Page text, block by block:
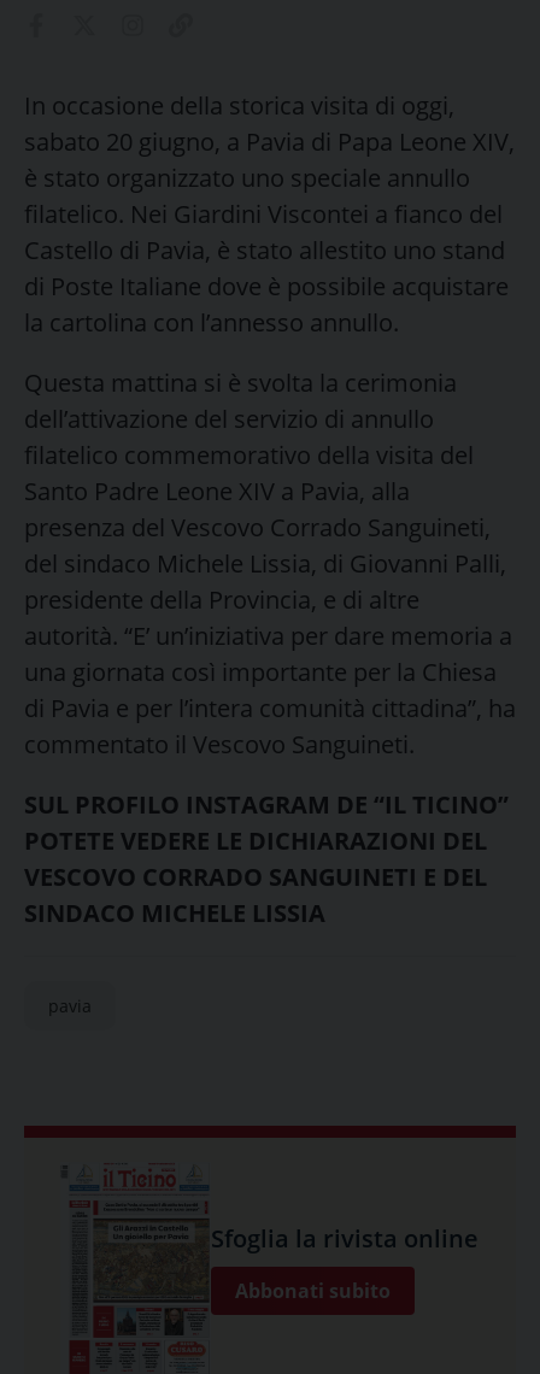
In occasione della storica visita di oggi,
sabato 20 giugno, a Pavia di Papa Leone XIV,
è stato organizzato uno speciale annullo
filatelico. Nei Giardini Viscontei a fianco del
Castello di Pavia, è stato allestito uno stand
di Poste Italiane dove è possibile acquistare
la cartolina con l’annesso annullo.
Questa mattina si è svolta la cerimonia
dell’attivazione del servizio di annullo
filatelico commemorativo della visita del
Santo Padre Leone XIV a Pavia, alla
presenza del Vescovo Corrado Sanguineti,
del sindaco Michele Lissia, di Giovanni Palli,
presidente della Provincia, e di altre
autorità. “E’ un’iniziativa per dare memoria a
una giornata così importante per la Chiesa
di Pavia e per l’intera comunità cittadina”, ha
commentato il Vescovo Sanguineti.
SUL PROFILO INSTAGRAM DE “IL TICINO”
POTETE VEDERE LE DICHIARAZIONI DEL
VESCOVO CORRADO SANGUINETI E DEL
SINDACO MICHELE LISSIA
pavia
Sfoglia la rivista online
Abbonati subito